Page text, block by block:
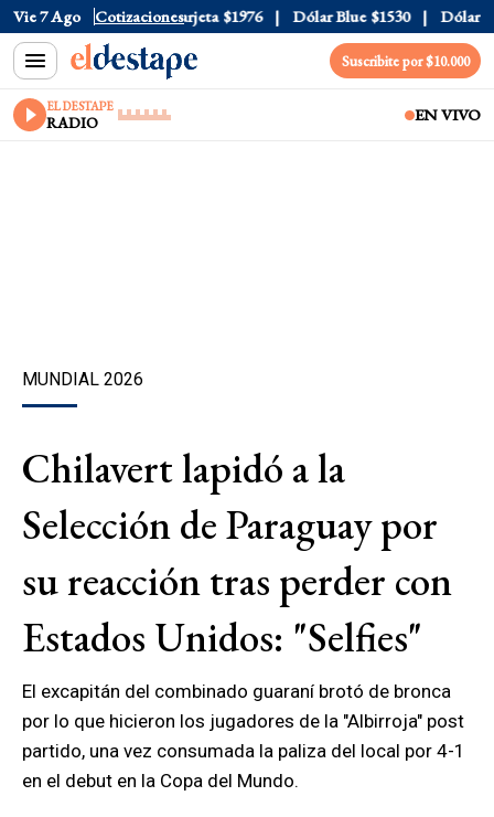
Vie 7 Ago Cotizaciones
$1520 Dólar Tarjeta $1976 Dólar Blue $1530 Dólar CCL
Suscribite por $10.000
EL DESTAPE
RADIO EN VIVO
MUNDIAL 2026
Chilavert lapidó a la
Selección de Paraguay por
su reacción tras perder con
Estados Unidos: "Selfies"
El excapitán del combinado guaraní brotó de bronca
por lo que hicieron los jugadores de la "Albirroja" post
partido, una vez consumada la paliza del local por 4-1
en el debut en la Copa del Mundo.